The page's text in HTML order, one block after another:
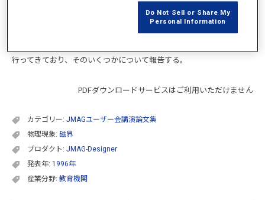
磁波を発生させるものであり、発振周波数を連続的に変えることがで
きる特徴がある。FEL装置は、電子ビーム源と加速器、周期磁界を与
えるウィグラー（またはアンジュレーター）， および光共振器から構
行ってきており、そのいくつかについて報告する。
PDFダウンロードサービスはご利用いただけません
カテゴリー: JMAGユーザー会講演論文集
物理現象: 磁界
プロダクト: JMAG-Designer
発表年: 1996年
産業分野: 教育機関
Do Not Sell or Share My
Personal Information